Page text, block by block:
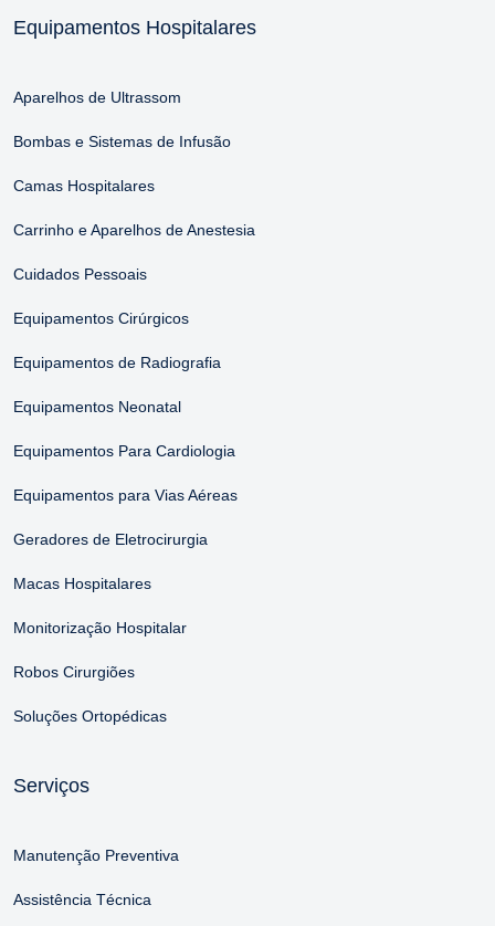
Equipamentos Hospitalares
Aparelhos de Ultrassom
Bombas e Sistemas de Infusão
Camas Hospitalares
Carrinho e Aparelhos de Anestesia
Cuidados Pessoais
Equipamentos Cirúrgicos
Equipamentos de Radiografia
Equipamentos Neonatal
Equipamentos Para Cardiologia
Equipamentos para Vias Aéreas
Geradores de Eletrocirurgia
Macas Hospitalares
Monitorização Hospitalar
Robos Cirurgiões
Soluções Ortopédicas
Serviços
Manutenção Preventiva
Assistência Técnica